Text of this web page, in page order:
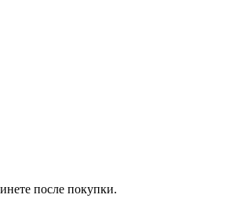
после покупки.